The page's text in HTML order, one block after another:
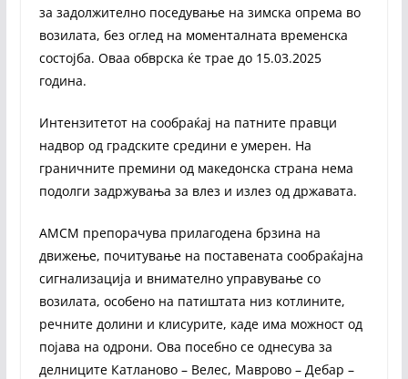
за задолжително поседување на зимска опрема во
возилата, без оглед на моменталната временска
состојба. Оваа обврска ќе трае до 15.03.2025
година.
Интензитетот на сообраќај на патните правци
надвор од градските средини е умерен. На
граничните премини од македонска страна нема
подолги задржувања за влез и излез од државата.
АМСМ препорачува прилагодена брзина на
движење, почитување на поставената сообраќајна
сигнализација и внимателно управување со
возилата, особено на патиштата низ котлините,
речните долини и клисурите, каде има можност од
појава на одрони. Ова посебно се однесува за
делниците Катланово – Велес, Маврово – Дебар –